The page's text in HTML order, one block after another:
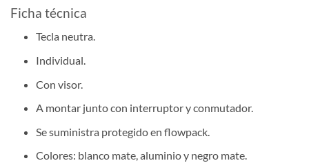
Ficha técnica
Tecla neutra.
Individual.
Con visor.
A montar junto con interruptor y conmutador.
Se suministra protegido en flowpack.
Colores: blanco mate, aluminio y negro mate.